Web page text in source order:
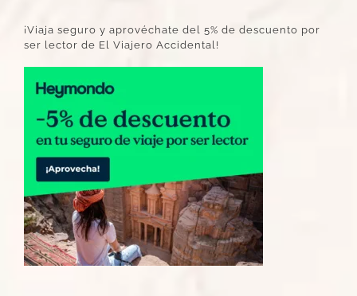
¡Viaja seguro y aprovéchate del 5% de descuento por
ser lector de El Viajero Accidental!